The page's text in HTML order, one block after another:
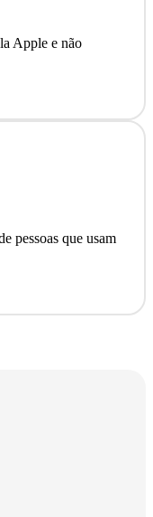
Apple e não
pessoas que usam